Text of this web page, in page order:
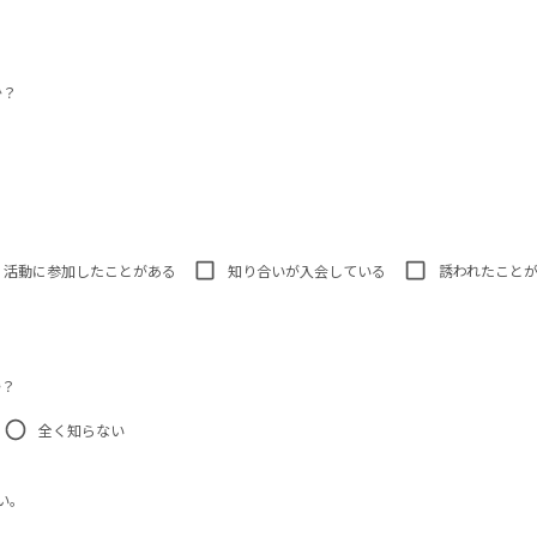
活動に参加したことがある 知り合いが入会している 誘われたこと
全く知らない